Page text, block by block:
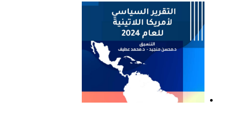
اللاتينية للعام 2023